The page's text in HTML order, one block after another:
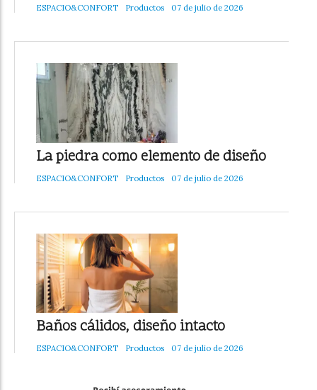
ESPACIO&CONFORT Productos 07 de julio de 2026
La piedra como elemento de diseño
ESPACIO&CONFORT Productos 07 de julio de 2026
Baños cálidos, diseño intacto
ESPACIO&CONFORT Productos 07 de julio de 2026